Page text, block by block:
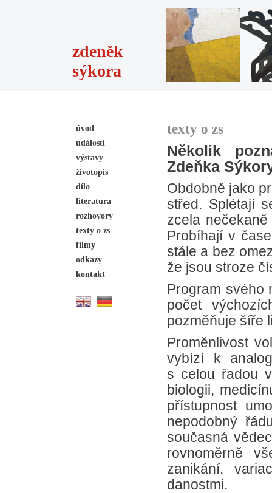
zdeněk
sýkora
úvod
události
výstavy
životopis
dílo
literatura
rozhovory
texty o zs
filmy
odkazy
kontakt
texty o zs
Několik
Zdeňka
Obdobně jako
střed. Splétají
zcela
Probíhají v
stále a bez
že jsou stroze
Program svého
počet
pozměňuje šíře
Proměnlivost
vybízí k
s celou řadou
biologii,
přístupnost
nepodobný
současná
rovnoměrně
zanikání,
danostmi.